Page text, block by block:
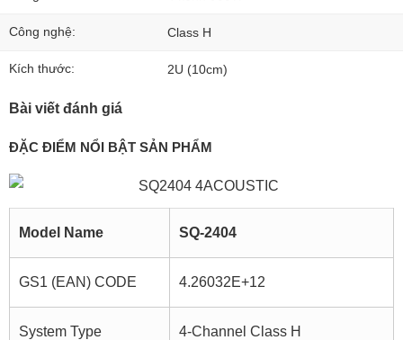
Công nghệ: Class H
Kích thước: 2U (10cm)
Bài viết đánh giá
ĐẶC ĐIỂM NỔI BẬT SẢN PHẨM
Model Name SQ-2404
GS1 (EAN) CODE 4.26032E+12
System Type 4-Channel Class H